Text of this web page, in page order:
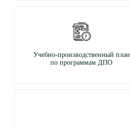
Учебно-производственный план
по программам ДПО